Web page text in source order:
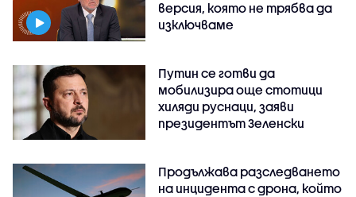
версия, която не трябва да
изключваме
Путин се готви да
мобилизира още стотици
хиляди руснаци, заяви
президентът Зеленски
Продължава разследването
на инцидента с дрона, който